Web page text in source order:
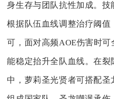
身生存与团队抗性加成。技
根据队伍血线调整治疗阈值
可，面对高频AOE伤害时
能稳定抬升全队血线。在
中，萝莉圣光贤者可搭配